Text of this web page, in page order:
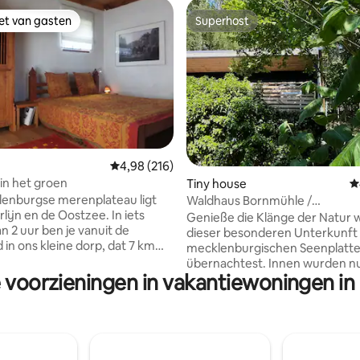
van 5 uit 5, 35 recensies
van gasten
van gasten
Gemiddelde beoordeling van 4,98 uit 5, 216
4,98 (216)
het groen
merenplateau ligt
en de Oostzee. In iets
2 uur ben je vanuit de
ons kleine dorp, dat 7 km
1200 m² op een dorpslocatie
vrij uitzicht op het platteland
Superhost
Superhost
Tiny house
Waldhaus Bornmühle /
Mecklenburgische Seenplatte
Genieße die Klänge der Natur
dieser besonderen Unterkunft
mecklenburgischen Seenplatte
übernachtest. Innen wurden
Materialien und Putze
ist überladen oder verbastelt -
beginnen oder mit dem Rad
voorzieningen in vakantiewoningen